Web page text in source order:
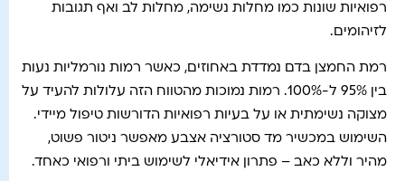
רפואיות שונות כמו מחלות נשימה, מחלות לב ואף תגובות
לזיהומים.
רמת החמצן בדם נמדדת באחוזים, כאשר רמות נורמליות נעות
בין 95% ל-100%. רמות נמוכות מהטווח הזה עלולות להעיד על
מצוקה נשימתית או על בעיות רפואיות הדורשות טיפול מיידי.
השימוש במכשיר מד סטורציה אצבע מאפשר ניטור פשוט,
מהיר וללא כאב – פתרון אידיאלי לשימוש ביתי ורפואי כאחד.